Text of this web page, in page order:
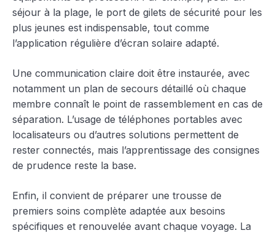
séjour à la plage, le port de gilets de sécurité pour les
plus jeunes est indispensable, tout comme
l’application régulière d’écran solaire adapté.
Une communication claire doit être instaurée, avec
notamment un plan de secours détaillé où chaque
membre connaît le point de rassemblement en cas de
séparation. L’usage de téléphones portables avec
localisateurs ou d’autres solutions permettent de
rester connectés, mais l’apprentissage des consignes
de prudence reste la base.
Enfin, il convient de préparer une trousse de
premiers soins complète adaptée aux besoins
spécifiques et renouvelée avant chaque voyage. La